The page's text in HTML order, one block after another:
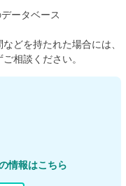
ータベース
どを持たれた場合には、
相談ください。
情報はこちら